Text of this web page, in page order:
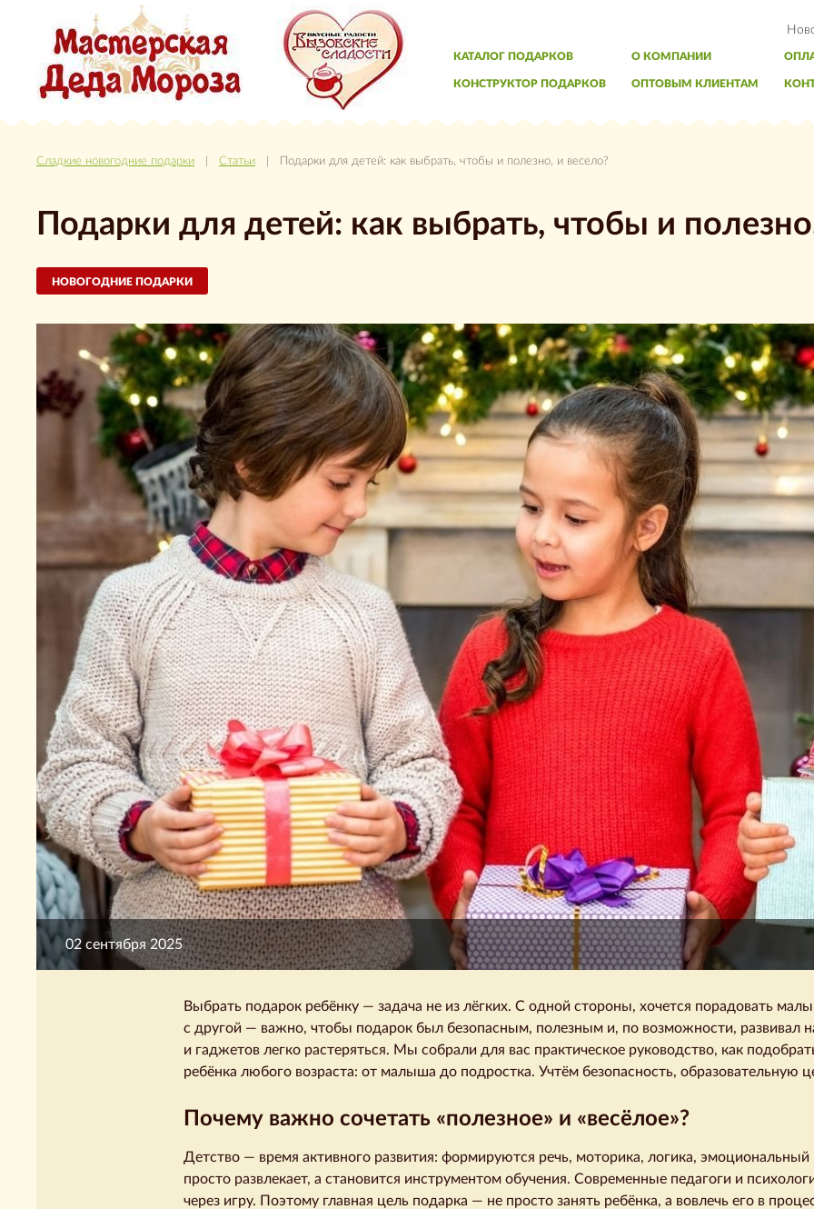
КАТАЛОГ ПОДАРКОВ
КОНСТРУКТОР ПОДАРКОВ
О КОМПАНИИ
ОПТОВЫМ КЛИЕНТАМ
Сладкие новогодние подарки Статьи | Подарки для детей: как выбрать, чтобы и полезно, и весело?
Подарки для детей: как выбрать, чтобы и
НОВОГОДНИЕ ПОДАРКИ
02 сентября 2025
Выбрать подарок ребёнку — задача не из лёгких. С одной стороны, хочется порадовать
с другой — важно, чтобы подарок был безопасным, полезным и, по возможности, развивал
и гаджетов легко растеряться. Мы собрали для вас практическое руководство, как
ребёнка любого возраста: от малыша до подростка. Учтём безопасность, образовательную
Почему важно сочетать «полезное» и «весёлое»?
Детство — время активного развития: формируются речь, моторика, логика,
просто развлекает, а становится инструментом обучения. Современные педагоги и
через игру. Поэтому главная цель подарка — не просто занять ребёнка, а вовлечь его в